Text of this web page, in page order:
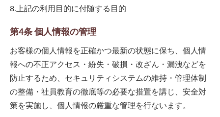
8.上記の利用目的に付随する目的
第4条 個人情報の管理
お客様の個人情報を正確かつ最新の状態に保ち、個人情
報への不正アクセス・紛失・破損・改ざん・漏洩などを
防止するため、セキュリティシステムの維持・管理体制
の整備・社員教育の徹底等の必要な措置を講じ、安全対
策を実施し、個人情報の厳重な管理を行ないます。